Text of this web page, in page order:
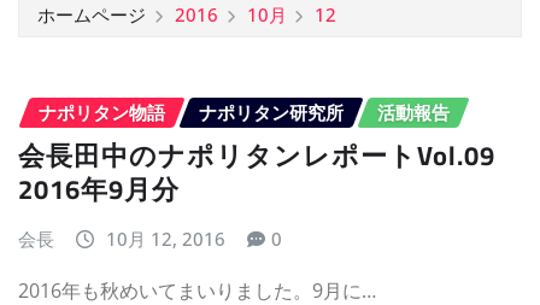
ホームページ 2016 10月 12
ナポリタン物語 ナポリタン研究所 活動報告
会長田中のナポリタンレポートVol.09
2016年9月分
会長 10月 12, 2016 0
2016年も秋めいてまいりました。9月に…